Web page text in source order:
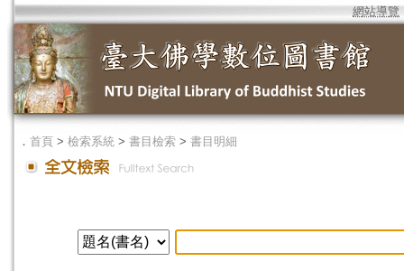
網站導覽
． 首頁 > 檢索系統 > 書目檢索 > 書目明細